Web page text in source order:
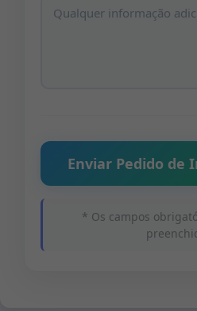
Enviar Pedido de
* Os campos